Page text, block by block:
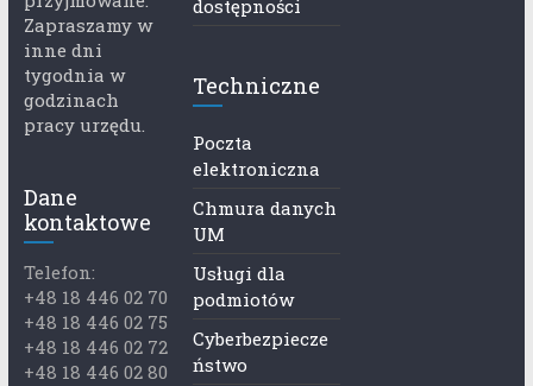
Zapraszamy w
inne dni
tygodnia w
godzinach
pracy urzędu.
Dane
kontaktowe
Telefon:
+48 18 446 02 70
+48 18 446 02 75
+48 18 446 02 72
+48 18 446 02 80
dostępności
Techniczne
Poczta
elektroniczna
Chmura danych
UM
Usługi dla
podmiotów
Cyberbezpiecze
ństwo